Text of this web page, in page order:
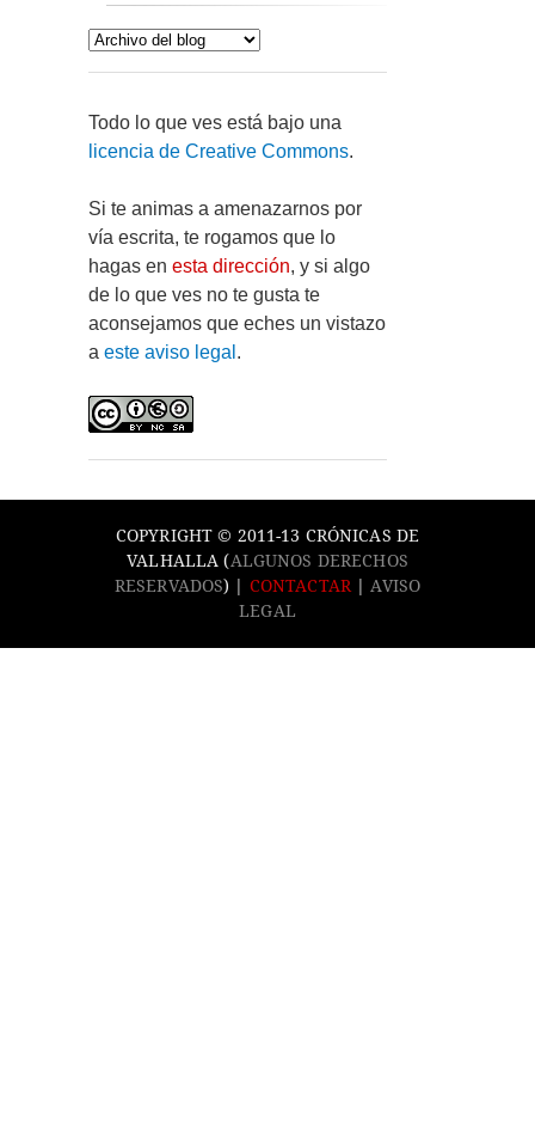
Todo lo que ves está bajo una
licencia de Creative Commons.
Si te animas a amenazarnos por
vía escrita, te rogamos que lo
hagas en esta dirección, y si algo
de lo que ves no te gusta te
aconsejamos que eches un vistazo
a este aviso legal .
COPYRIGHT © 2011-13 CRÓNICAS DE
VALHALLA (ALGUNOS DERECHOS
RESERVADOS) | CONTACTAR
AVISO
LEGAL